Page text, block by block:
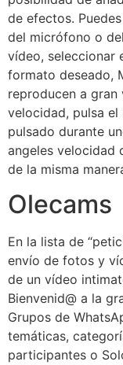
de efectos.
del micrófono o
vídeo, seleccionar
formato deseado,
reproducen a gran
velocidad, pulsa
pulsado durante
angeles velocidad
de la misma
Olecams
En la lista de
envío de fotos y
de un vídeo
Bienvenid@ a la
Grupos de
temáticas,
participantes o